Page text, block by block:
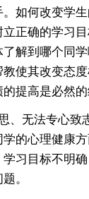
如何改变学
正确的学习
解到哪个同
使其改变态
提高是必然的
、无法专心致
的心理健康
习目标不明
。